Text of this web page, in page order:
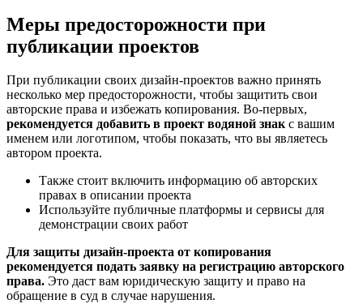
Меры предосторожности при
публикации проектов
При публикации своих дизайн-проектов важно принять
несколько мер предосторожности, чтобы защитить свои
авторские права и избежать копирования. Во-первых,
рекомендуется добавить в проект водяной знакс вашим
именем или логотипом, чтобы показать, что вы являетесь
автором проекта.
Также стоит включить информацию об авторских
правах в описании проекта
Используйте публичные платформы и сервисы для
демонстрации своих работ
Для защиты дизайн-проекта от копирования
рекомендуется подать заявку на регистрацию авторского
права. Это даст вам юридическую защиту и право на
обращение в суд в случае нарушения.